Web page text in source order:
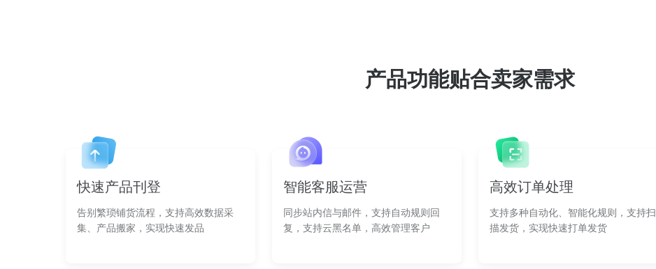
产品功能贴合卖家需求
快速产品刊登
告别繁琐铺货流程，支持高效数据采
集、产品搬家，实现快速发品
智能客服运营
同步站内信与邮件，支持自动规则回
复，支持云黑名单，高效管理客户
高效订单处理
支持多种自动化、智能化规则，支持扫
描发货，实现快速打单发货